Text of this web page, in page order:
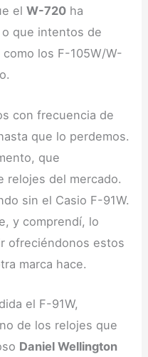
elW-720 ha
que intentos de
los F-105W/W-
con frecuencia de
que lo perdemos.
que
relojes del mercado.
sin el Casio F-91W.
y comprendí, lo
ofreciéndonos estos
marca hace.
el F-91W,
de los relojes que
Daniel Wellington